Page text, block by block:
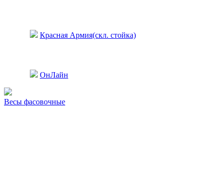
Красная Армия(скл. стойка)
ОнЛайн
Весы фасовочные